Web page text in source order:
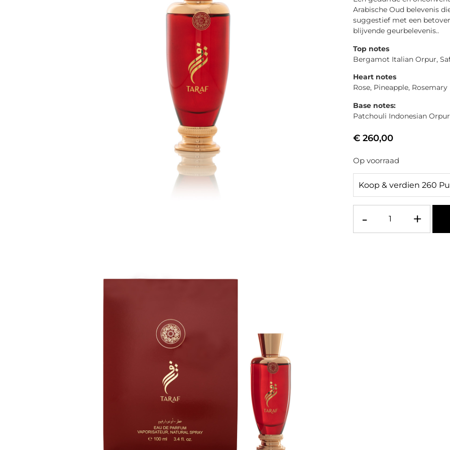
Arabische Oud belevenis
suggestief met een
blijvende geurbelevenis..
Top notes
Bergamot Italian Orpur,
Heart notes
Rose, Pineapple, Rosemary
Base notes:
Patchouli Indonesian
€ 260,00
Op voorraad
Koop & verdien 260
- +